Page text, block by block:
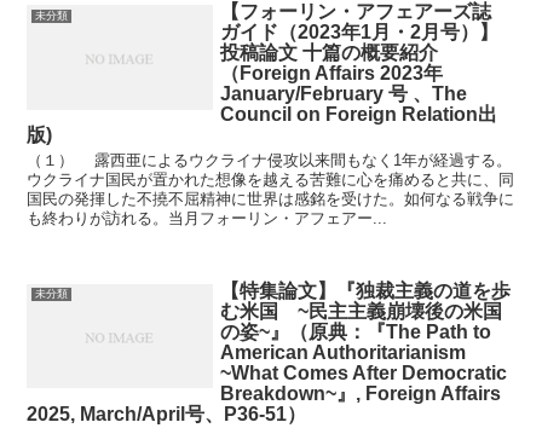
未分類
【フォーリン・アフェアーズ誌
ガイド（2023年1月・2月号）】
投稿論文 十篇の概要紹介
（Foreign Affairs 2023年
January/February 号 、The
Council on Foreign Relation出
版)
（１） 露西亜によるウクライナ侵攻以来間もなく1年が経過する。
ウクライナ国民が置かれた想像を越える苦難に心を痛めると共に、同
国民の発揮した不撓不屈精神に世界は感銘を受けた。如何なる戦争に
も終わりが訪れる。当月フォーリン・アフェアー...
未分類
【特集論文】『独裁主義の道を歩
む米国 ~民主主義崩壊後の米国
の姿~』（原典：『The Path to
American Authoritarianism
~What Comes After Democratic
Breakdown~』, Foreign Affairs
2025, March/April号、P36-51）